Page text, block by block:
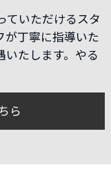
ていただけるスタ
が丁寧に指導いた
いたします。やる
ら